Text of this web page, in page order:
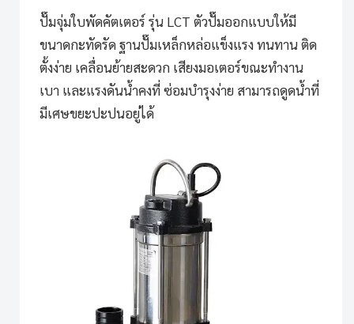
ปั๊มจุ่มใบพัดคัตเตอร์ รุ่น LCT ตัวปั๊มออกแบบให้มี
ขนาดกะทัดรัด ฐานปั๊มเหล็กหล่อแข็งแรง ทนทาน ติด
ตั้งง่าย เคลื่อนย้ายสะดวก เสียงมอเตอร์ขณะทำงาน
เบา และแรงดันน้ำคงที่ ซ่อมบำรุงง่าย สามารถดูดน้ำที่
มีเศษขยะปะปนอยู่ได้